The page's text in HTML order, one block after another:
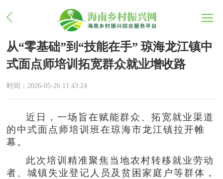
从“零基础”到“技能在手” 琼海龙江镇中
式面点师培训拓宽群众就业增收路
时间：2026-05-26 11:43:24
近日，一场旨在赋能群众、拓宽就业渠道
的中式面点师培训班在琼海市龙江镇拉开帷
幕。
此次培训精准聚焦当地农村转移就业劳动
者、城镇失业登记人员及贫困家庭户等群体，